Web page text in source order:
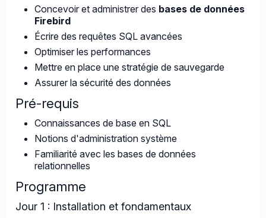
Concevoir et administrer des bases de données
Firebird
Écrire des requêtes SQL avancées
Optimiser les performances
Mettre en place une stratégie de sauvegarde
Assurer la sécurité des données
Pré-requis
Connaissances de base en SQL
Notions d'administration système
Familiarité avec les bases de données
relationnelles
Programme
Jour 1 : Installation et fondamentaux